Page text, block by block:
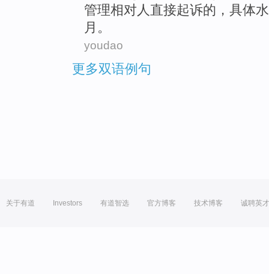
管理相对人 直接起诉的 ， 具体水
月 。
youdao
更多双语例句
关于有道 Investors 有道智选 官方博客 技术博客 诚聘英才